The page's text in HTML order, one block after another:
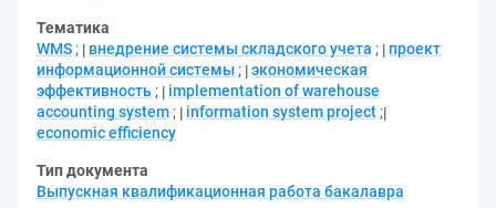
Тематика
WMS ; внедрение системы складского учета ;
проект
информационной системы ; экономическая
эффективность ;
implementation of warehouse
accounting system ; information system project ;
economic efficiency
Тип документа
Выпускная квалификационная работа бакалавра